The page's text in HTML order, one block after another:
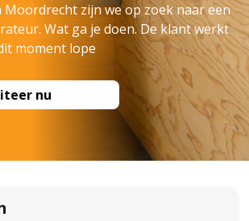
zijn we op zoek naar een
Wat ga je doen. De klant werkt
moment lope
nu